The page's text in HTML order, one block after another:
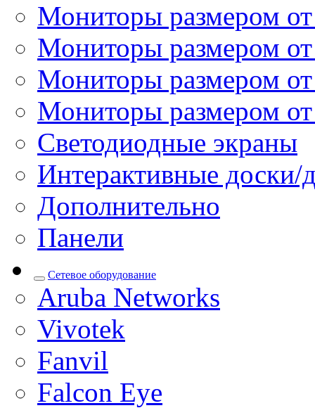
Мониторы размером
Мониторы размером
Мониторы размером
Мониторы размером
Светодиодные экраны
Интерактивные доски/
Дополнительно
Панели
Сетевое оборудование
Aruba Networks
Vivotek
Fanvil
Falcon Eye